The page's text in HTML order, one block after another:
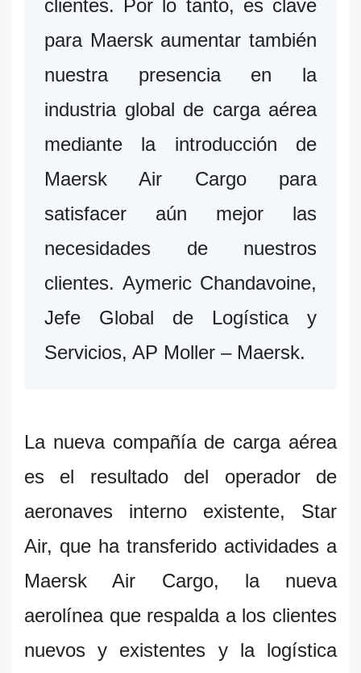
clientes. Por lo tanto, es clave
para Maersk aumentar también
nuestra presencia en la
industria global de carga aérea
mediante la introducción de
Maersk Air Cargo para
satisfacer aún mejor las
necesidades de nuestros
clientes. Aymeric Chandavoine,
Jefe Global de Logística y
Servicios, AP Moller – Maersk.
La nueva compañía de carga aérea
es el resultado del operador de
aeronaves interno existente, Star
Air, que ha transferido actividades a
Maersk Air Cargo, la nueva
aerolínea que respalda a los clientes
nuevos y existentes y la logística